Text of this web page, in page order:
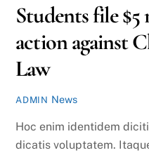
Students file
action against
Law
ADMIN News
Hoc enim identidem
dicatis voluptatem.